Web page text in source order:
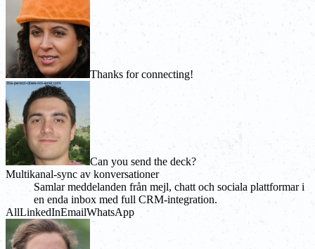
Thanks for connecting!
Can you send the deck?
Multikanal-sync av konversationer
Samlar meddelanden från mejl, chatt och sociala plattformar i
en enda inbox med full CRM-integration.
AllLinkedInEmailWhatsApp